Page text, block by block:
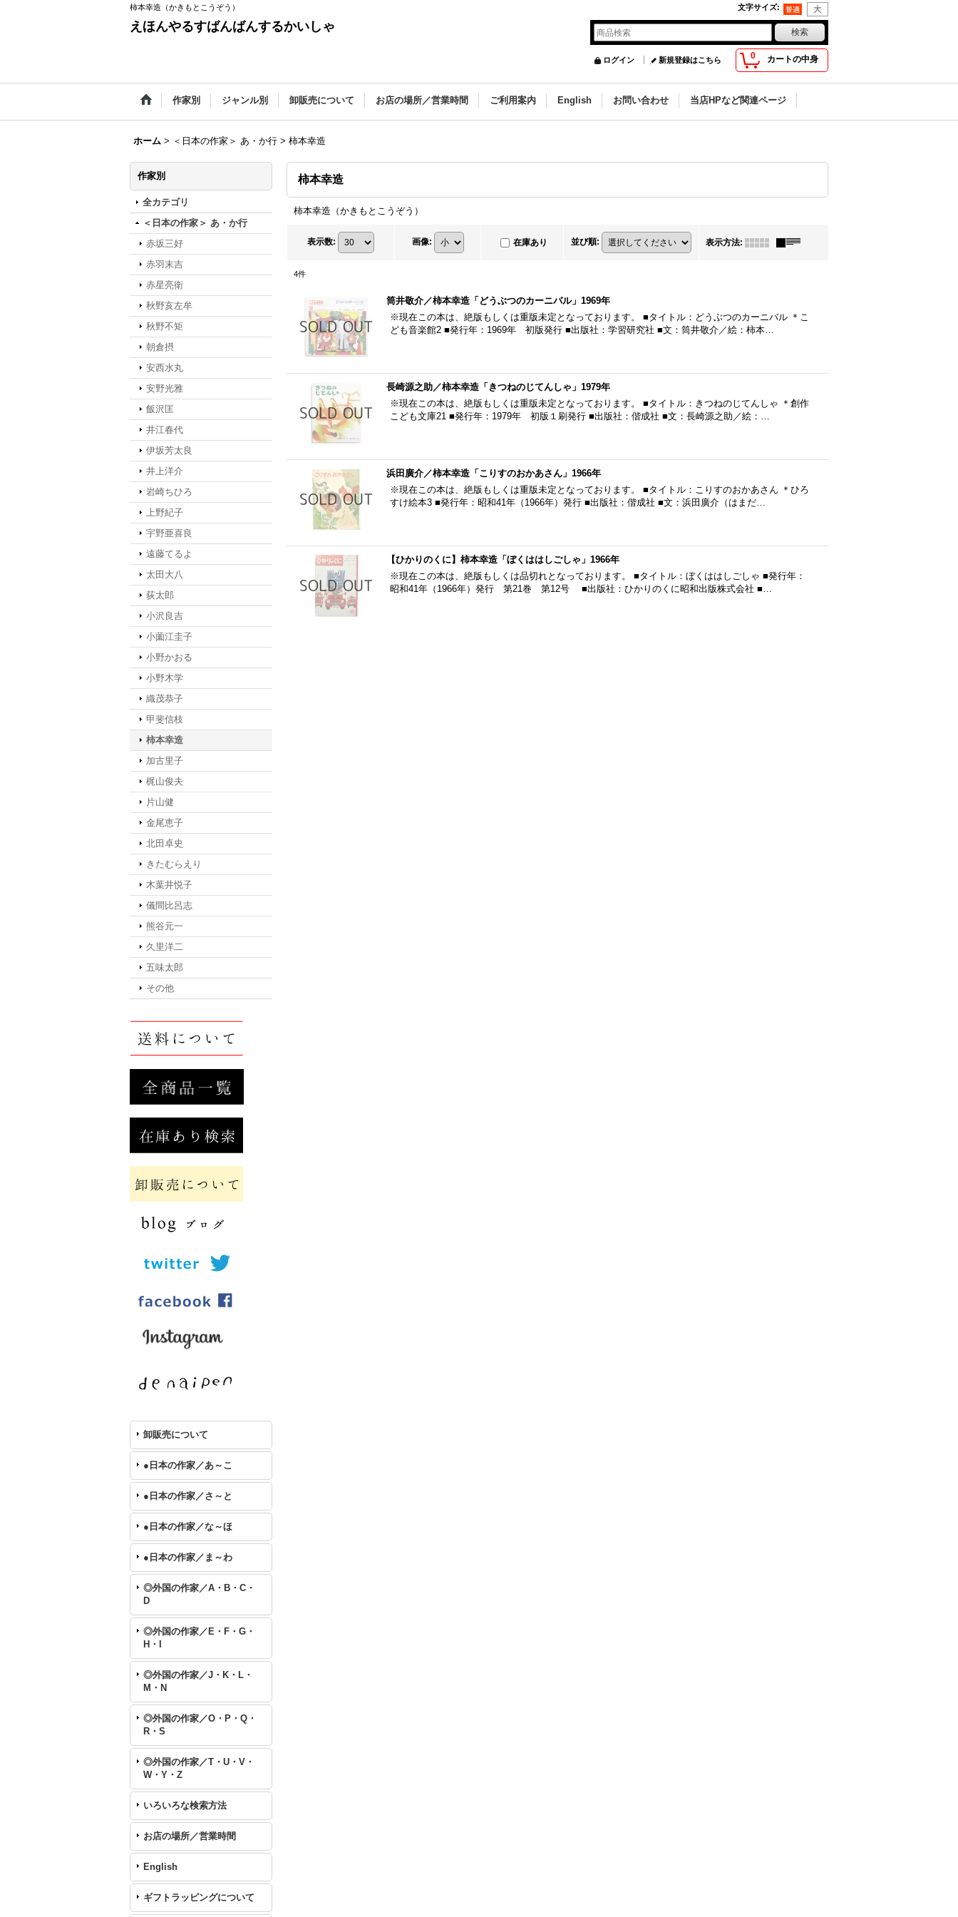
柿本幸造（かきもとこうぞう） 文字サイズ:
えほんやるすばんばんするかいしゃ
0 カートの中身
ログイン 新規登録はこちら
作家別 ジャンル別 卸販売について お店の場所／営業時間 ご利用案内 English お問い合わせ 当店HPなど関連ページ
ホーム > ＜日本の作家＞ あ・か行 > 柿本幸造
作家別
全カテゴリ
＜日本の作家＞ あ・か行
赤坂三好
赤羽末吉
赤星亮衛
秋野亥左牟
秋野不矩
朝倉摂
安西水丸
安野光雅
飯沢匡
井江春代
伊坂芳太良
井上洋介
岩崎ちひろ
上野紀子
宇野亜喜良
遠藤てるよ
太田大八
荻太郎
小沢良吉
小薗江圭子
小野かおる
小野木学
織茂恭子
甲斐信枝
柿本幸造
加古里子
梶山俊夫
片山健
金尾恵子
北田卓史
きたむらえり
木葉井悦子
儀間比呂志
熊谷元一
久里洋二
五味太郎
その他
卸販売について
●日本の作家／あ～こ
●日本の作家／さ～と
●日本の作家／な～ほ
●日本の作家／ま～わ
◎外国の作家／A・B・C・
D
◎外国の作家／E・F・G・
H・I
◎外国の作家／J・K・L・
M・N
◎外国の作家／O・P・Q・
R・S
◎外国の作家／T・U・V・
W・Y・Z
いろいろな検索方法
お店の場所／営業時間
English
ギフトラッピングについて
柿本幸造
柿本幸造（かきもとこうぞう）
表示数: 画像: 在庫あり 並び順: 表示方法:
4件
筒井敬介／柿本幸造「どうぶつのカーニバル」1969年
※現在この本は、絶版もしくは重版未定となっております。 ■タイトル：どうぶつのカーニバル ＊こ
ども音楽館2 ■発行年：1969年 初版発行 ■出版社：学習研究社 ■文：筒井敬介／絵：柿本…
長崎源之助／柿本幸造「きつねのじてんしゃ」1979年
※現在この本は、絶版もしくは重版未定となっております。 ■タイトル：きつねのじてんしゃ ＊創作
こども文庫21 ■発行年：1979年 初版１刷発行 ■出版社：偕成社 ■文：長崎源之助／絵：…
浜田廣介／柿本幸造「こりすのおかあさん」1966年
※現在この本は、絶版もしくは重版未定となっております。 ■タイトル：こりすのおかあさん ＊ひろ
すけ絵本3 ■発行年：昭和41年（1966年）発行 ■出版社：偕成社 ■文：浜田廣介（はまだ…
【ひかりのくに】柿本幸造「ぼくははしごしゃ」1966年
※現在この本は、絶版もしくは品切れとなっております。 ■タイトル：ぼくははしごしゃ ■発行年：
昭和41年（1966年）発行 第21巻 第12号 ■出版社：ひかりのくに昭和出版株式会社 ■…